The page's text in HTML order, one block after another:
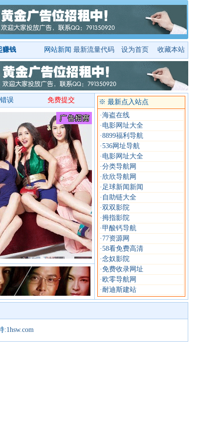
赚钱 网站新闻 最新流量代码 设为首页 收藏本站
误 免费提交
※ 最新点入站点
·海盗在线
· 电影网址大全
·8899福利导航
·536网址导航
· 电影网址大全
·分类导航网
· 欣欣导航网
· 足球新闻新闻
· 自助链大全
·双双影院
·拇指影院
· 甲酸钙导航
· 77资源网
·58看免费高清
·念奴影院
·免费收录网址
· 欧零导航网
· 耐迪斯建站
:1hsw.com